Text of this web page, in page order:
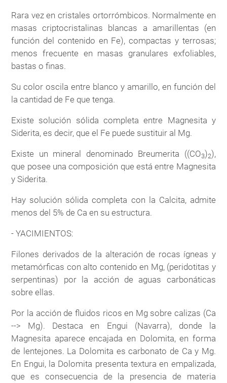
Rara vez en cristales ortorrómbicos. Normalmente en
masas criptocristalinas blancas a amarillentas (en
función del contenido en Fe), compactas y terrosas;
menos frecuente en masas granulares exfoliables,
bastas o finas.
Su color oscila entre blanco y amarillo, en función del
la cantidad de Fe que tenga.
Existe solución sólida completa entre Magnesita y
Siderita, es decir, que el Fe puede sustituir al Mg.
Existe un mineral denominado Breumerita ((CO3)2),
que posee una composición que está entre Magnesita
y Siderita.
Hay solución sólida completa con la Calcita, admite
menos del 5% de Ca en su estructura.
- YACIMIENTOS:
Filones derivados de la alteración de rocas ígneas y
metamórficas con alto contenido en Mg, (peridotitas y
serpentinas) por la acción de aguas carbonáticas
sobre ellas.
Por la acción de fluidos ricos en Mg sobre calizas (Ca
--> Mg). Destaca en Engui (Navarra), donde la
Magnesita aparece encajada en Dolomita, en forma
de lentejones. La Dolomita es carbonato de Ca y Mg.
En Engui, la Dolomita presenta textura en empalizada,
que es consecuencia de la presencia de materia